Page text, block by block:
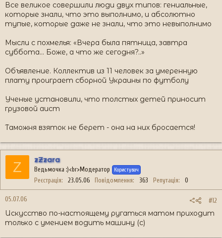
Все великое совершили люди двух типов: гениальные,
которые знали, что это выполнимо, и абсолютно
тупые, которые даже не знали, что это невыполнимо
Мысли с похмелья: «Вчера была пятница, завтра
суббота... Боже, а что же сегодня?..»
Объявление. Коллектив из 11 человек за умеренную
плату проиграет сборной Украины по футболу
Ученые установили, что толстых детей приносит
грузовой аист
Таможня взяток не берет - она на них бросается!
Z zZzara
Ведьмочка :)<br>Модератор Користувач
Реєстрація 23.05.06 Повідомлення 363 Репутація 0
05.07.06 #12
Искусство по-настоящему ругаться матом приходит
только с умением водить машину (с)